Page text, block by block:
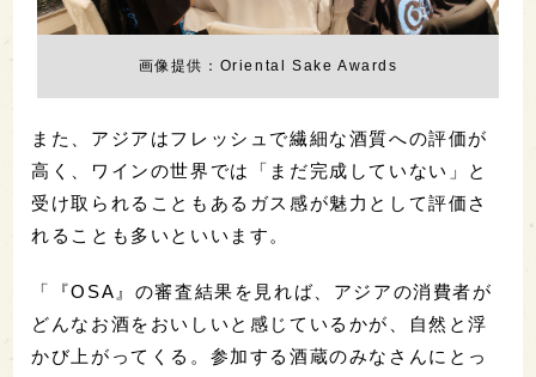
画像提供：Oriental Sake Awards
また、アジアはフレッシュで繊細な酒質への評価が
高く、ワインの世界では「まだ完成していない」と
受け取られることもあるガス感が魅力として評価さ
れることも多いといいます。
「『OSA』の審査結果を見れば、アジアの消費者が
どんなお酒をおいしいと感じているかが、自然と浮
かび上がってくる。参加する酒蔵のみなさんにとっ